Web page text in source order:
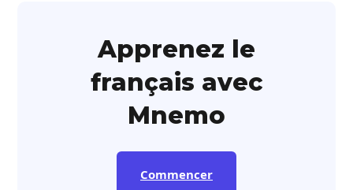
Apprenez le
français avec
Mnemo
Commencer